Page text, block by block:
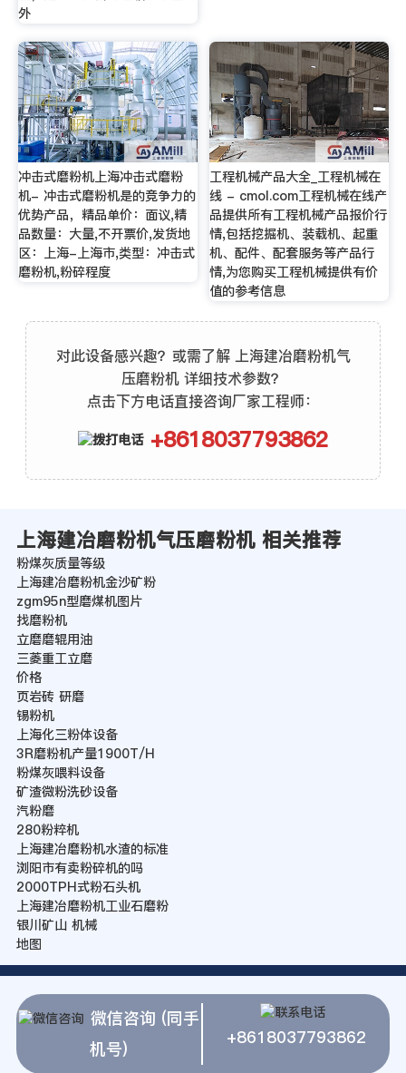
外
冲击式磨粉机上海冲击式磨粉
机- 冲击式磨粉机是的竞争力的
优势产品，精品单价：面议,精
品数量：大量,不开票价,发货地
区：上海-上海市,类型：冲击式
磨粉机,粉碎程度
工程机械产品大全_工程机械在
线 - cmol.com工程机械在线产
品提供所有工程机械产品报价行
情,包括挖掘机、装载机、起重
机、配件、配套服务等产品行
情,为您购买工程机械提供有价
值的参考信息
对此设备感兴趣？或需了解 上海建冶磨粉机气
压磨粉机 详细技术参数？
点击下方电话直接咨询厂家工程师：
+8618037793862
上海建冶磨粉机气压磨粉机 相关推荐
粉煤灰质量等级
上海建冶磨粉机金沙矿粉
zgm95n型磨煤机图片
找磨粉机
立磨磨辊用油
三菱重工立磨
价格
页岩砖 研磨
锡粉机
上海化三粉体设备
3R磨粉机产量1900T/H
粉煤灰喂料设备
矿渣微粉洗砂设备
汽粉磨
280粉粹机
上海建冶磨粉机水渣的标准
浏阳市有卖粉碎机的吗
2000TPH式粉石头机
上海建冶磨粉机工业石磨粉
银川矿山 机械
地图
微信咨询 (同手
机号)
+8618037793862